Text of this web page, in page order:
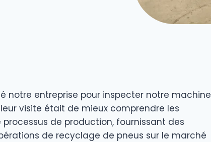
notre entreprise pour inspecter notre machine
visite était de mieux comprendre les
de production, fournissant des
de recyclage de pneus sur le marché